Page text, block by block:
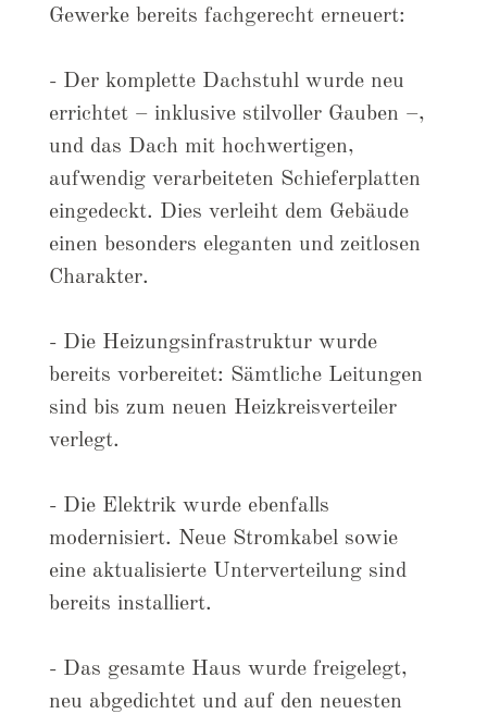
Gewerke bereits fachgerecht erneuert:
- Der komplette Dachstuhl wurde neu
errichtet – inklusive stilvoller Gauben –,
und das Dach mit hochwertigen,
aufwendig verarbeiteten Schieferplatten
eingedeckt. Dies verleiht dem Gebäude
einen besonders eleganten und zeitlosen
Charakter.
- Die Heizungsinfrastruktur wurde
bereits vorbereitet: Sämtliche Leitungen
sind bis zum neuen Heizkreisverteiler
verlegt.
- Die Elektrik wurde ebenfalls
modernisiert. Neue Stromkabel sowie
eine aktualisierte Unterverteilung sind
bereits installiert.
- Das gesamte Haus wurde freigelegt,
neu abgedichtet und auf den neuesten